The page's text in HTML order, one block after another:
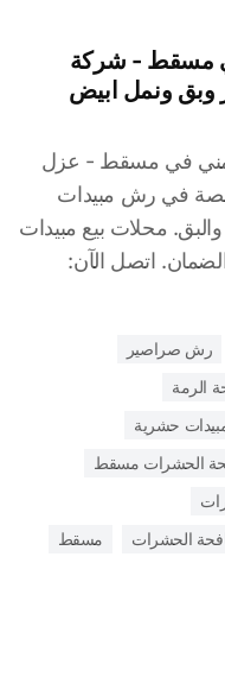
مسقط - شركة
ونمل ابيض
مني في مسقط - عزل
في رش مبيدات
محلات بيع مبيدات
اتصل الآن:
رش صراصير
الرمة
حشرية
الحشرات مسقط
الحشرات
مسقط